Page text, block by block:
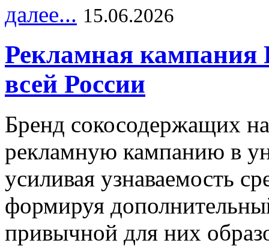
далее... 15.06.2026
Рекламная
всей России
Бренд сокосодержащих
рекламную кампанию в
усиливая узнаваемость
формируя
привычной для них